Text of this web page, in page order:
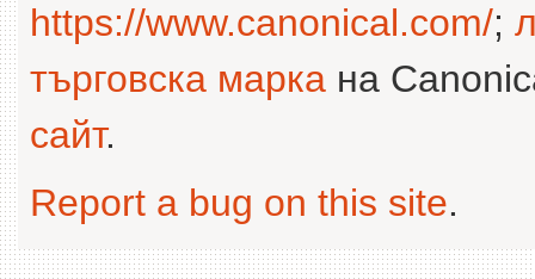
https://www.canonical.com/;
търговска марка на
сайт.
Report a bug on this site.